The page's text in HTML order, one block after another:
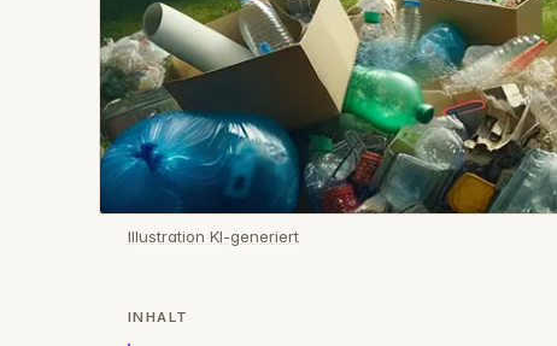
Illustration KI-generiert
INHALT